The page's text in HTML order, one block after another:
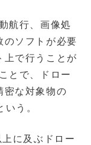
航行、画像処
のソフトが必要
上で行うことが
とで、ドロー
密な対象物の
う。
に及ぶドロー